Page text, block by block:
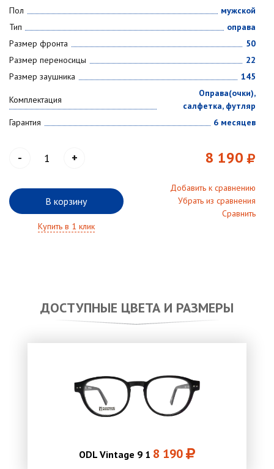
Пол
мужской
Тип
оправа
Размер фронта
50
Размер переносицы
22
Размер заушника
145
Комплектация
Оправа(очки),
салфетка, футляр
Гарантия
6 месяцев
- + 8 190
В корзину
Добавить к сравнению
Убрать из сравнения
Сравнить
Купить в 1 клик
ДОСТУПНЫЕ ЦВЕТА И РАЗМЕРЫ
ODL Vintage 9 1 8 190